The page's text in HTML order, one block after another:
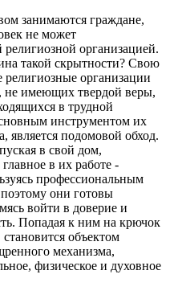
занимаются граждане,
не может
организацией.
такой скрытности? Свою
организации
не имеющих твердой веры,
в трудной
инструментом их
является подомовой обход.
в свой дом,
в их работе -
профессиональным
поэтому они готовы
войти в доверие и
Попадая к ним на крючок
объектом
механизма,
физическое и духовное